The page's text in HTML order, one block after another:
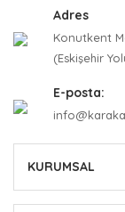
Adres
Konutkent
(Eskişehir
E-posta:
KURUMSAL